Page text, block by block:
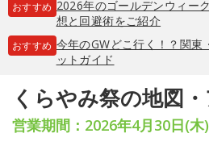
おすすめ 2026年のゴールデンウィー
想と回避術をご紹介
おすすめ 今年のGWどこ行く！？関東
ットガイド
くらやみ祭の地図
営業期間：2026年4月30日(木